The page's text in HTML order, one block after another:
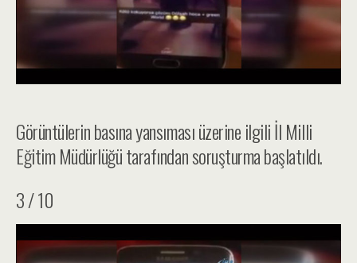
Görüntülerin basına yansıması üzerine ilgili İl Milli
Eğitim Müdürlüğü tarafından soruşturma başlatıldı.
3 / 10